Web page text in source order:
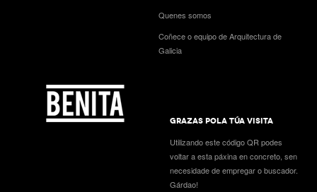
Quenes somos
Coñece o equipo de Arquitectura de
Galicia
GRAZAS POLA TÚA VISITA
Utilizando este código QR podes
voltar a esta páxina en concreto, sen
necesidade de empregar o buscador.
Gárdao!